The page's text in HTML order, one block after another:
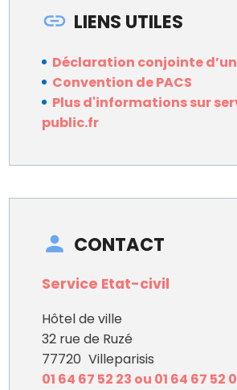
LIENS UTILES
Déclaration conjointe d’un
Convention de PACS
Plus d'informations sur
public.fr
CONTACT
Service Etat-civil
Hôtel de ville
32 rue de Ruzé
77720 Villeparisis
01 64 67 52 23 ou 01 64 67 52